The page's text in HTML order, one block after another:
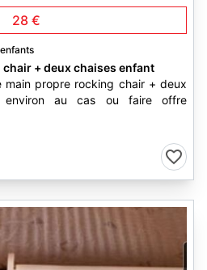
28 €
+ deux chaises enfant
main propre rocking chair + deux
environ au cas ou faire offre